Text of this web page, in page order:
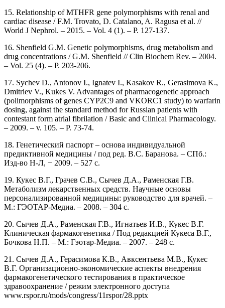
15. Relationship of MTHFR gene polymorphisms with renal and
cardiac disease / F.M. Trovato, D. Catalano, A. Ragusa et al. //
World J Nephrol. – 2015. – Vol. 4 (1). – Р. 127-137.
16. Shenfield G.M. Genetic polymorphisms, drug metabolism and
drug concentrations / G.M. Shenfield // Clin Biochem Rev. – 2004.
– Vol. 25 (4). – Р. 203-206.
17. Sychev D., Antonov I., Ignatev I., Kasakov R., Gerasimova K.,
Dmitriev V., Kukes V. Advantages of pharmacogenetic approach
(polimorphisms of genes CYP2C9 and VKORC1 study) to warfarin
dosing, against the standard method for Russian patients with
contestant form atrial fibrilation / Basic and Clinical Pharmacology.
– 2009. – v. 105. – Р. 73-74.
18. Генетический паспорт – основа индивидуальной
предиктивной медицины / под ред. В.С. Баранова. – СПб.:
Изд-во Н-Л, − 2009. – 527 с.
19. Кукес В.Г., Грачев С.В., Сычев Д.А., Раменская Г.В.
Метаболизм лекарственных средств. Научные основы
персонализированной медицины: руководство для врачей. –
М.: ГЭОТАР-Медиа. – 2008. – 304 с.
20. Сычев Д.А., Раменская Г.В., Игнатьев И.В., Кукес В.Г.
Кли­ни­чес­кая фармакогенетика / Под редакцией Кукеса В.Г.,
Бочкова Н.П. – М.: Гэотар-Медиа. – 2007. – 248 с.
21. Сычев Д.А., Герасимова К.В., Авксентьева М.В., Кукес
В.Г. Организационно-экономические аспекты внедрения
фармакогенетического тестирования в практическое
здравоохранение / режим электронного доступа
www.rspor.ru/mods/congress/11rspor/28.pptx